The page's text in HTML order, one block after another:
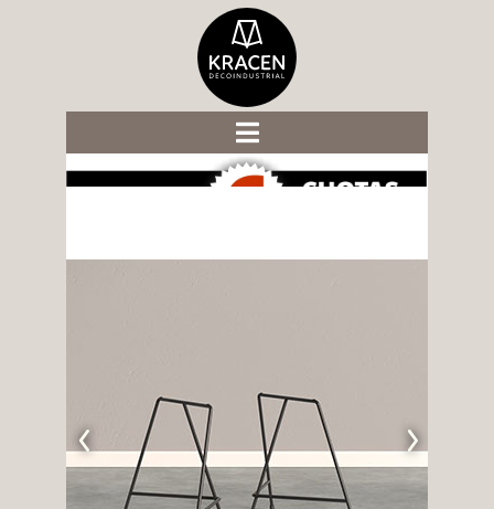

Caballetes y Bases para mesas
Escritorios
Objetos
Descuentos Especiales
Nosotros
‹ ›